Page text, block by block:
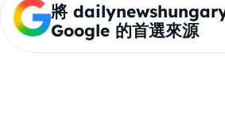
將
Google 的首選來源